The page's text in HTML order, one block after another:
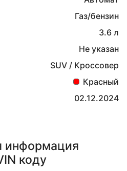
Газ/бензин
3.6 л
Не указан
SUV / Кроссовер
Красный
02.12.2024
информация
коду